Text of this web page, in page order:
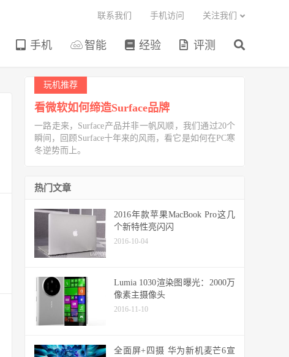
手机 智能 经验 评测
联系我们 手机访问 关注我们
玩机推荐
看微软如何缔造Surface品牌
一路走来，Surface产品并非一帆风顺，我们通过20个
瞬间，回顾Surface十年来的风雨，看它是如何在PC寒
冬逆势而上。
热门文章
2016年款苹果MacBook Pro这几
个新特性亮闪闪
2016-10-04
Lumia 1030渲染图曝光：2000万
像素主摄像头
2016-11-10
全面屏+四摄 华为新机麦芒6宣